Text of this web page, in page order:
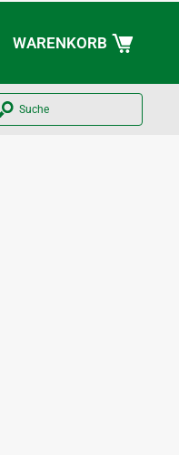
WARENKORB
Suche